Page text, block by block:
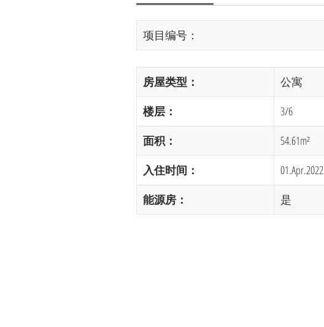
项目编号：
房屋类型： 公寓
楼层：
3/6
面积：
54.61m²
入住时间：
01.Apr.2022
能源房：
是